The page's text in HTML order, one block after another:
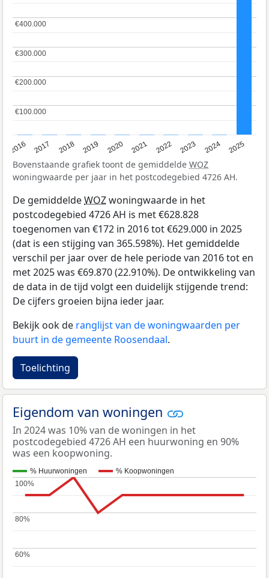
2016 2017 2018 2019 2020 2021 2022 2023 2024 2025
€100.000
€100.000
€200.000
€200.000
€300.000
€300.000
€400.000
€400.000
Bovenstaande grafiek toont de gemiddelde WOZ
woningwaarde per jaar in het postcodegebied 4726 AH.
De gemiddeldeWOZwoningwaarde in het
postcodegebied 4726 AH is met €628.828
toegenomen van €172 in 2016 tot €629.000 in 2025
(dat is een stijging van 365.598%). Het gemiddelde
verschil per jaar over de hele periode van 2016 tot en
met 2025 was €69.870 (22.910%). De ontwikkeling van
de data in de tijd volgt een duidelijk stijgende trend:
De cijfers groeien bijna ieder jaar.
Bekijk ook de ranglijst van de woningwaarden per
buurt in de gemeente Roosendaal.
Toelichting
Eigendom van woningen
In 2024 was 10% van de woningen in het
postcodegebied 4726 AH een huurwoning en 90%
was een koopwoning.
% Huurwoningen % Koopwoningen
60%
60%
80%
80%
100%
100%